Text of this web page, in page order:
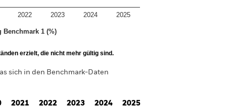
Benchmark 1 (%)
2022 2023 2024 2025
erzielt, die nicht mehr gültig sind.
sich in den Benchmark-Daten
2021 2022 2023 2024 2025